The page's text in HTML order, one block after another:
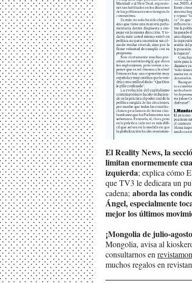
El Reality News, la
limitan enormemente
izquierda; explica cómo
que TV3 le dedicara un
cadena; aborda las
Ángel, especialmente
mejor los últimos
¡Mongolia de julio-
Mongolia, avisa al
consultarnos en
muchos regalos en